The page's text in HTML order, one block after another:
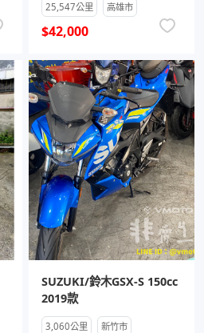
25,547公里 高雄市
$42,000
SUZUKI/鈴木GSX-S 150cc
2019款
3,060公里 新竹市